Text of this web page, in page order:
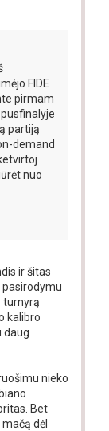
FIDE
pirmam
partiją
demand
nuo
ir šitas
turnyrą
kalibro
daug
nieko
Bet
dėl